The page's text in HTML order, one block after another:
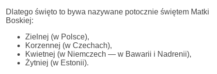
Dlatego święto to bywa nazywane potocznie świętem Matki
Boskiej:
Zielnej (w Polsce),
Korzennej (w Czechach),
Kwietnej (w Niemczech — w Bawarii i Nadrenii),
Żytniej (w Estonii).